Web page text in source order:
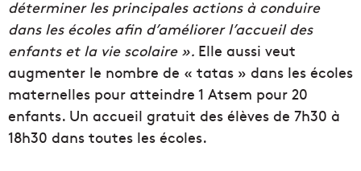
déterminer les principales actions à conduire
dans les écoles afin d’améliorer l’accueil des
enfants et la vie scolaire ». Elle aussi veut
augmenter le nombre de « tatas » dans les écoles
maternelles pour atteindre 1 Atsem pour 20
enfants. Un accueil gratuit des élèves de 7h30 à
18h30 dans toutes les écoles.